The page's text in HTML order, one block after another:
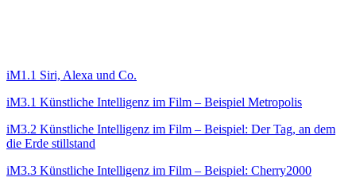
iM1.1 Siri, Alexa und Co.
iM3.1 Künstliche Intelligenz im Film – Beispiel Metropolis
iM3.2 Künstliche Intelligenz im Film – Beispiel: Der Tag, an dem
die Erde stillstand
iM3.3 Künstliche Intelligenz im Film – Beispiel: Cherry2000